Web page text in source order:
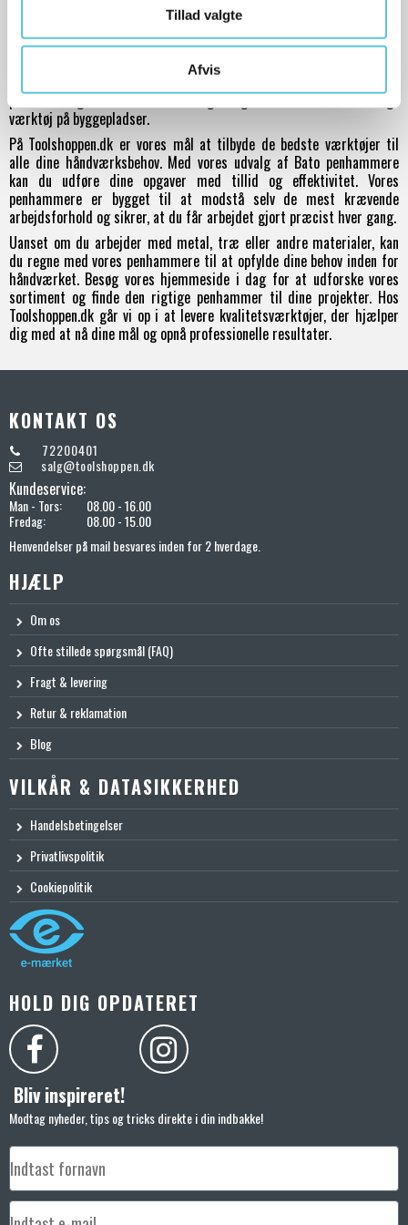
Tillad valgte
Afvis
snedkere og træhåndværkere.
Penhammere er også anvendelige inden for bygnings- og
konstruktionsarbejde. De bruges til at fastgøre metal- eller
træelementer, rette strukturer og udføre opgaver, der kræver
præcision og kontrol. Deres alsidighed gør dem til et uundværligt
værktøj på byggepladser.
På Toolshoppen.dk er vores mål at tilbyde de bedste værktøjer til
alle dine håndværksbehov. Med vores udvalg af Bato penhammere
kan du udføre dine opgaver med tillid og effektivitet. Vores
penhammere er bygget til at modstå selv de mest krævende
arbejdsforhold og sikrer, at du får arbejdet gjort præcist hver gang.
Uanset om du arbejder med metal, træ eller andre materialer, kan
du regne med vores penhammere til at opfylde dine behov inden for
håndværket. Besøg vores hjemmeside i dag for at udforske vores
sortiment og finde den rigtige penhammer til dine projekter. Hos
Toolshoppen.dk går vi op i at levere kvalitetsværktøjer, der hjælper
dig med at nå dine mål og opnå professionelle resultater.
KONTAKT OS
72200401
salg@toolshoppen.dk
Kundeservice:
Man - Tors:
08.00 - 16.00
Fredag:
08.00 - 15.00
Henvendelser på mail besvares inden for 2 hverdage.
HJÆLP
Om os
Ofte stillede spørgsmål (FAQ)
Fragt & levering
Retur & reklamation
Blog
VILKÅR & DATASIKKERHED
Handelsbetingelser
Privatlivspolitik
Cookiepolitik
HOLD DIG OPDATERET
Bliv inspireret!
Modtag nyheder, tips og tricks direkte i din indbakke!